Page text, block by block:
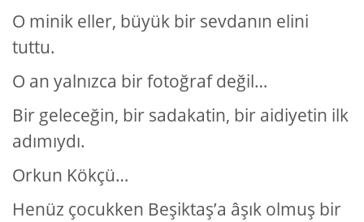
O minik eller, büyük bir sevdanın elini
tuttu.
O an yalnızca bir fotoğraf değil…
Bir geleceğin, bir sadakatin, bir aidiyetin ilk
adımıydı.
Orkun Kökçü…
Henüz çocukken Beşiktaş’a âşık olmuş bir